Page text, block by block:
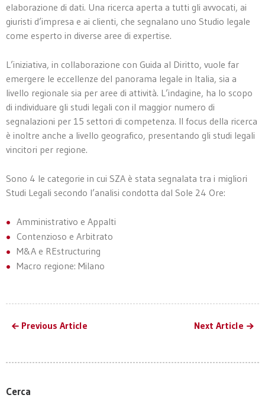
elaborazione di dati. Una ricerca aperta a tutti gli avvocati, ai
giuristi d’impresa e ai clienti, che segnalano uno Studio legale
come esperto in diverse aree di expertise.
L’iniziativa, in collaborazione con Guida al Diritto, vuole far
emergere le eccellenze del panorama legale in Italia, sia a
livello regionale sia per aree di attività. L’indagine, ha lo scopo
di individuare gli studi legali con il maggior numero di
segnalazioni per 15 settori di competenza. Il focus della ricerca
è inoltre anche a livello geografico, presentando gli studi legali
vincitori per regione.
Sono 4 le categorie in cui SZA è stata segnalata tra i migliori
Studi Legali secondo l’analisi condotta dal Sole 24 Ore:
Amministrativo e Appalti
Contenzioso e Arbitrato
M&A e REstructuring
Macro regione: Milano
Previous Article Next Article
Cerca